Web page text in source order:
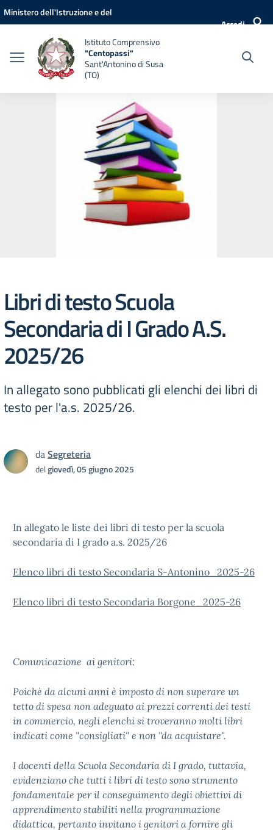
Vai ai contenuti
Vai al menu di navigazione
Vai al footer
Ministero dell'Istruzione e del
Accedi
Istituto Comprensivo
"Centopassi"
Sant'Antonino di Susa
(TO)
Libri di testo Scuola
Secondaria di I Grado A.S.
2025/26
In allegato sono pubblicati gli elenchi dei libri di
testo per l'a.s. 2025/26.
daSegreteria
delgiovedì, 05 giugno 2025
In allegato le liste dei libri di testo per la scuola
secondaria di I grado a.s. 2025/26
Elenco libri di testo Secondaria S-Antonino_2025-26
Elenco libri di testo Secondaria Borgone_2025-26
Comunicazione ai genitori:
Poichè da alcuni anni è imposto di non superare un
tetto di spesa non adeguato ai prezzi correnti dei testi
in commercio, negli elenchi si troveranno molti libri
indicati come "consigliati" e non "da acquistare".
I docenti della Scuola Secondaria di I grado, tuttavia,
evidenziano che tutti i libri di testo sono strumento
fondamentale per il conseguimento degli obiettivi di
apprendimento stabiliti nella programmazione
didattica, pertanto invitano i genitori a fornire gli